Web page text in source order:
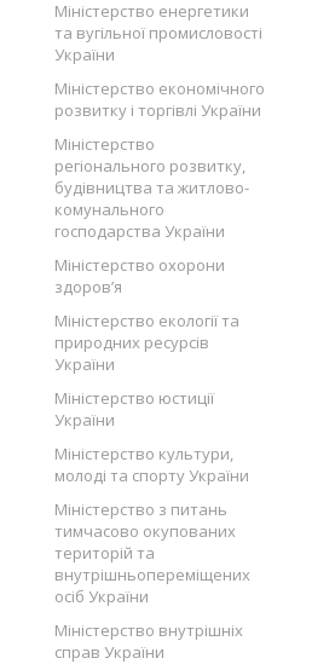
Міністерство енергетики
та вугільної промисловості
України
Міністерство економічного
розвитку і торгівлі України
Міністерство
регіонального розвитку,
будівництва та житлово-
комунального
господарства України
Міністерство охорони
здоров’я
Міністерство екології та
природних ресурсів
України
Міністерство юстиції
України
Міністерство культури,
молоді та спорту України
Міністерство з питань
тимчасово окупованих
територій та
внутрішньопереміщених
осіб України
Міністерство внутрішніх
справ України